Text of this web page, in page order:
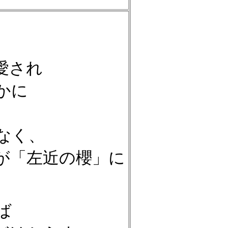
され
に
、
「左近の櫻」に